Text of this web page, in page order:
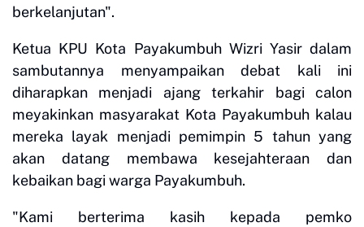
berkelanjutan".
Ketua KPU Kota Payakumbuh Wizri Yasir dalam
sambutannya menyampaikan debat kali ini
diharapkan menjadi ajang terkahir bagi calon
meyakinkan masyarakat Kota Payakumbuh kalau
mereka layak menjadi pemimpin 5 tahun yang
akan datang membawa kesejahteraan dan
kebaikan bagi warga Payakumbuh.
"Kami berterima kasih kepada pemko